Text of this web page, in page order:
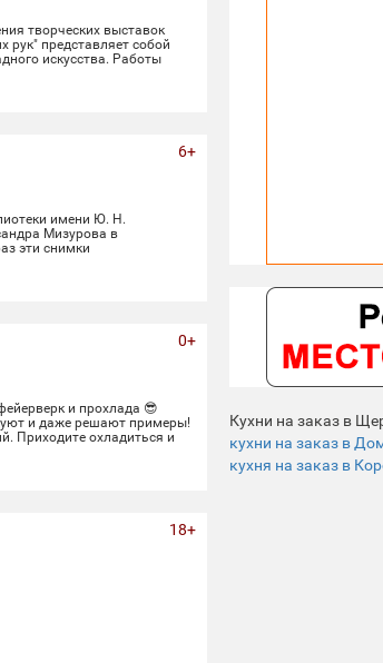
творческих выставок
представляет собой
искусства. Работы
имени Ю. Н.
Мизурова в
эти снимки
трепетного
- торжественные парады
6+
и прохлада 😎
и даже решают примеры!
Приходите охладиться и
Понедельник-
0+
18+
Кухни на заказ в
кухни на заказ в
кухня на заказ в